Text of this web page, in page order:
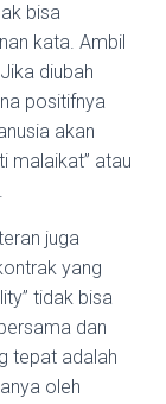
bisa
kata. Ambil
diubah
positifnya
akan
malaikat” atau
juga
yang
tidak bisa
dan
tepat adalah
oleh